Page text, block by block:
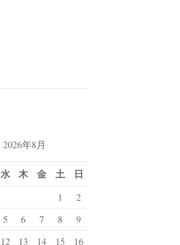
2026年8月
水 木 金 土 日
1
2
5 6 7 8
9
12 13 14 15
16